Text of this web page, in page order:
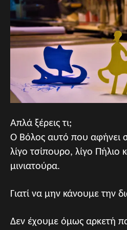
Απλά ξέρεις τι;
Ο Βόλος αυτό που αφήνει
λίγο τσίπουρο, λίγο Πήλιο
μινιατούρα.
Γιατί να μην κάνουμε την
Δεν έχουμε όμως αρκετή